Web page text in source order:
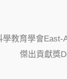
學教育學會East-
傑出貢獻獎